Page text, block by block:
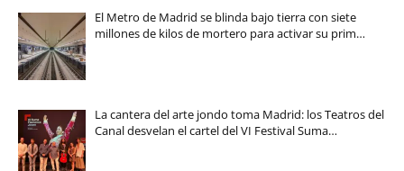
El Metro de Madrid se blinda bajo tierra con siete
millones de kilos de mortero para activar su prim…
La cantera del arte jondo toma Madrid: los Teatros del
Canal desvelan el cartel del VI Festival Suma…